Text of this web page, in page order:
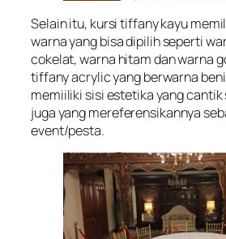
Selain itu, kursi tiffany kayu
warna yang bisa dipilih seperti
cokelat, warna hitam dan warna
tiffany acrylic yang berwarna
memiiliki sisi estetika yang cantik
juga yang mereferensikannya
event/pesta.